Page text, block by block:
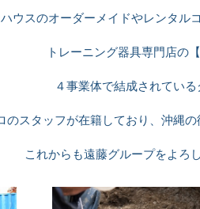
ウスのオーダーメイドやレンタル
トレーニング器具専門店の
４事業体で結成されている
のスタッフが在籍しており、沖縄
これからも遠藤グループをよろ